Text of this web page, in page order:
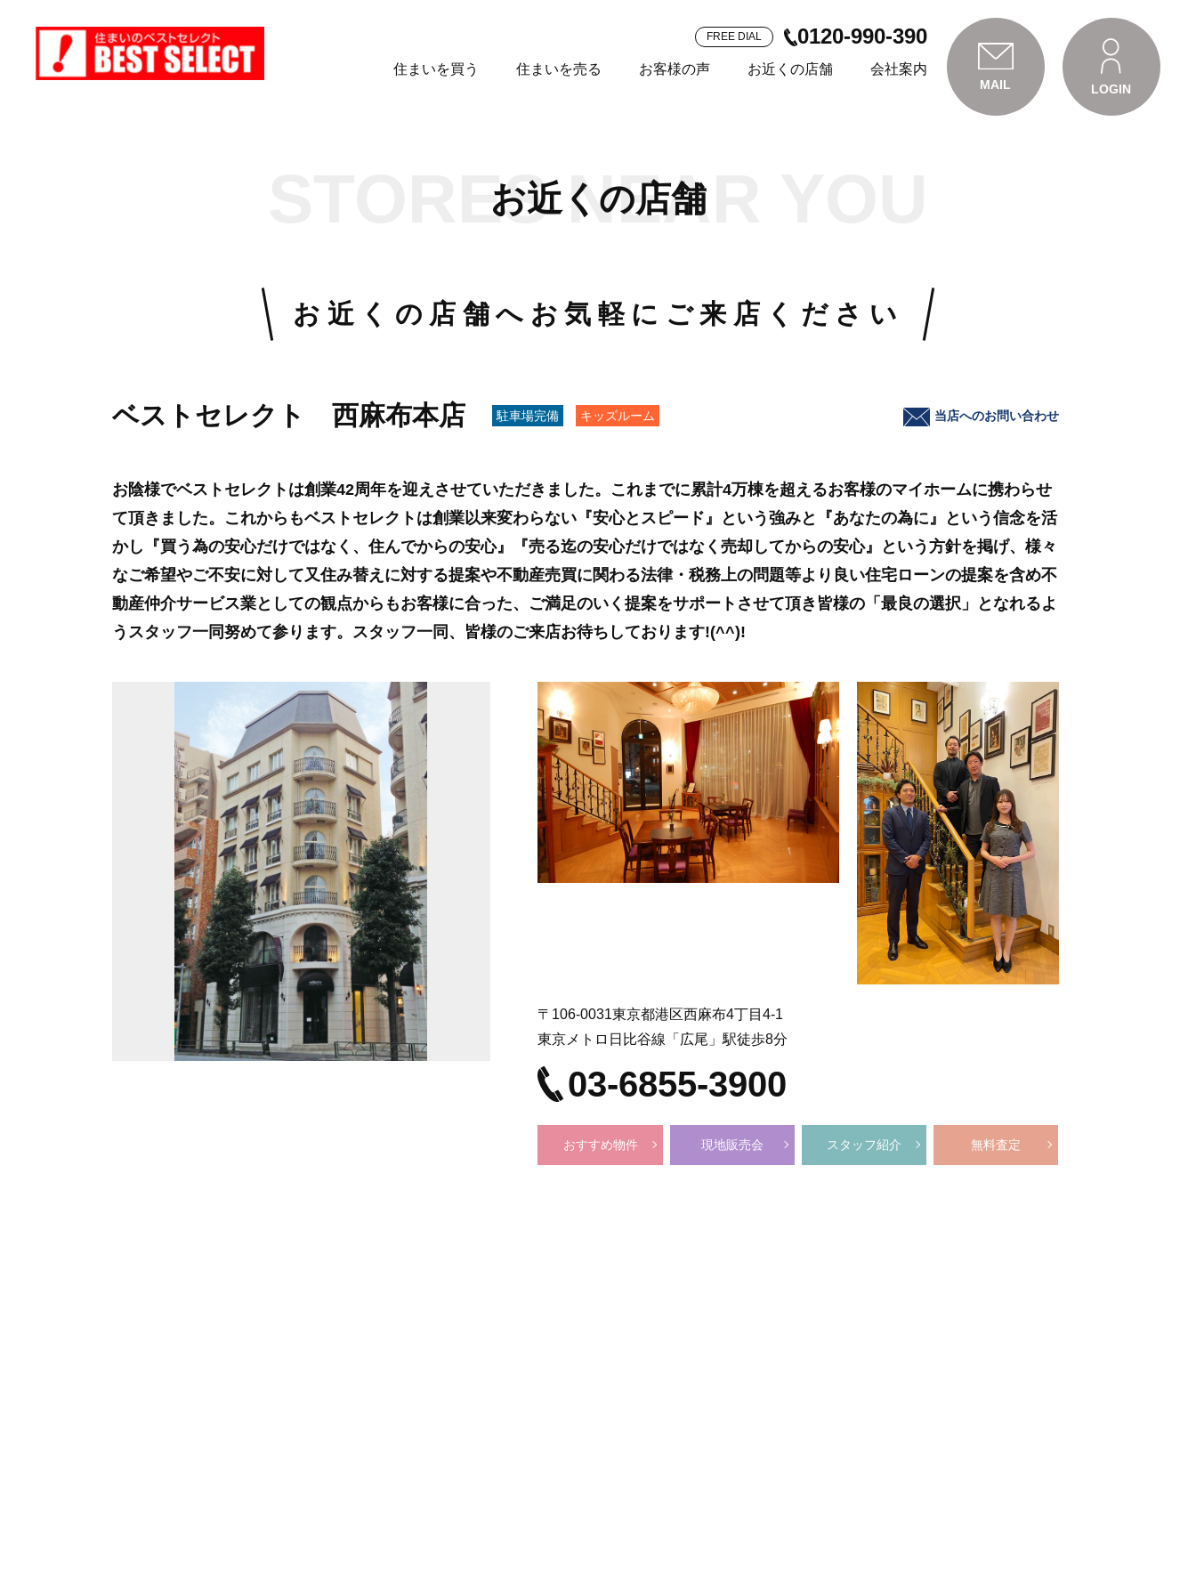
住まいを買う 住まいを売る お客様の声 お近くの店舗 会社案内
FREE DIAL 0120-990-390
MAIL LOGIN
お近くの店舗
STORES NEAR YOU
お近くの店舗へ お気軽にご来店ください
ベストセレクト 西麻布本店 駐車場完備 キッズルーム 当店へのお問い合わせ
お陰様でベストセレクトは創業42周年を迎えさせていただきました。これまでに累計4万棟を超えるお客様のマイホームに携わらせ
て頂きました。これからもベストセレクトは創業以来変わらない『安心とスピード』という強みと『あなたの為に』という信念を活
かし『買う為の安心だけではなく、住んでからの安心』『売る迄の安心だけではなく売却してからの安心』という方針を掲げ、様々
なご希望やご不安に対して又住み替えに対する提案や不動産売買に関わる法律・税務上の問題等より良い住宅ローンの提案を含め不
動産仲介サービス業としての観点からもお客様に合った、ご満足のいく提案をサポートさせて頂き皆様の「最良の選択」となれるよ
うスタッフ一同努めて参ります。スタッフ一同、皆様のご来店お待ちしております!(^^)!
〒106-0031東京都港区西麻布4丁目4-1
東京メトロ日比谷線「広尾」駅徒歩8分
03-6855-3900
おすすめ物件 現地販売会 スタッフ紹介 無料査定